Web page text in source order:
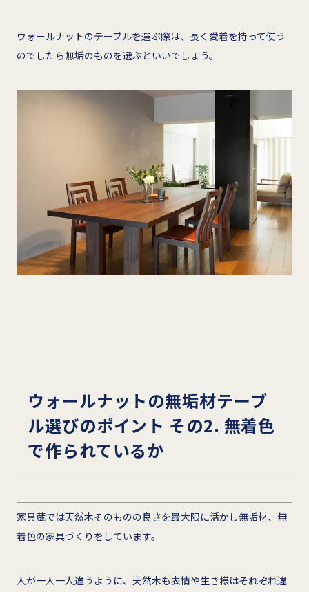
ウォールナットのテーブルを選ぶ際は、長く愛着を持って使う
のでしたら無垢のものを選ぶといいでしょう。
ウォールナットの無垢材テーブ
ル選びのポイント その2. 無着色
で作られているか
家具蔵では天然木そのものの良さを最大限に活かし無垢材、無
着色の家具づくりをしています。
人が一人一人違うように、天然木も表情や生き様はそれぞれ違